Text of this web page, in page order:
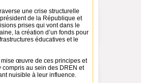
une crise structurelle
de la République et
prises qui vont dans le
la création d’un fonds pour
éducatives et le
mise œuvre de ces principes et
au sein des DREN et
nuisible à leur influence.